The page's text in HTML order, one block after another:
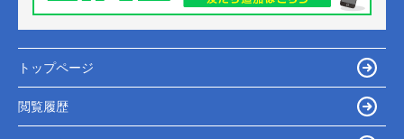
トップページ
閲覧履歴